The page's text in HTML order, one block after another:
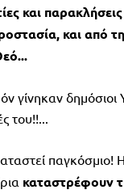
και παρακλήσεις
και από
γίνηκαν δημόσιοι
του!!...
παγκόσμιο! Η
καταστρέφουν